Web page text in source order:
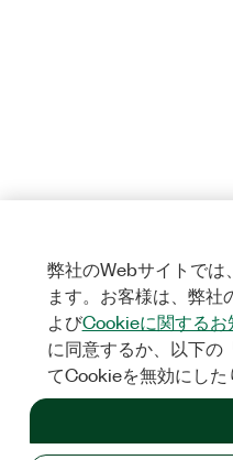
弊社のWebサイトで
ます。お客様は、弊社
よびCookieに関するお
に同意するか、以下の
てCookieを無効にし